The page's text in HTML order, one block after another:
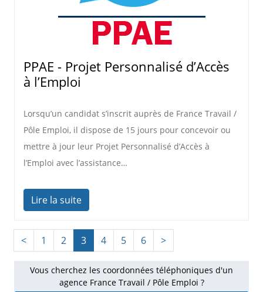
PPAE - Projet Personnalisé d’Accès
à l’Emploi
Lorsqu’un candidat s’inscrit auprès de France Travail /
Pôle Emploi, il dispose de 15 jours pour concevoir ou
mettre à jour leur Projet Personnalisé d’Accès à
l’Emploi avec l’assistance…
Lire la suite
< 1 2 3 4 5 6 >
Vous cherchez les coordonnées téléphoniques d'un
agence France Travail / Pôle Emploi ?